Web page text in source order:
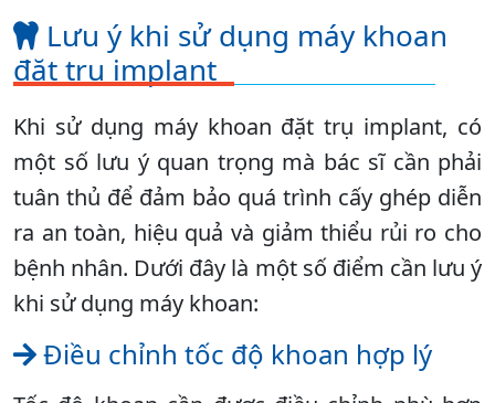
Lưu ý khi sử dụng máy khoan
đặt trụ implant
Khi sử dụng máy khoan đặt trụ implant, có
một số lưu ý quan trọng mà bác sĩ cần phải
tuân thủ để đảm bảo quá trình cấy ghép diễn
ra an toàn, hiệu quả và giảm thiểu rủi ro cho
bệnh nhân. Dưới đây là một số điểm cần lưu ý
khi sử dụng máy khoan:
Điều chỉnh tốc độ khoan hợp lý